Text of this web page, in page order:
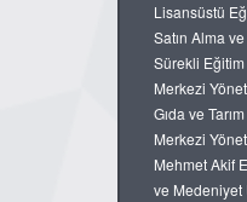
Lisansüstü
Satın Alma
Sürekli
Merkezi
Gıda ve
Merkezi
Mehmet Akif
ve Medeniyet